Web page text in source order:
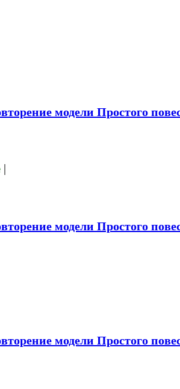
модели Простого
|
модели Простого
модели Простого